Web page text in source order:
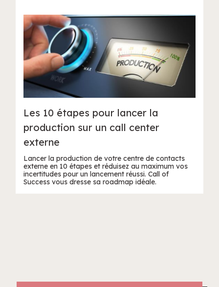
Les 10 étapes pour lancer la
production sur un call center
externe
Lancer la production de votre centre de contacts
externe en 10 étapes et réduisez au maximum vos
incertitudes pour un lancement réussi. Call of
Success vous dresse sa roadmap idéale.